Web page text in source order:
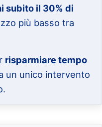
subito il 30% di
più basso tra
risparmiare tempo
un unico intervento